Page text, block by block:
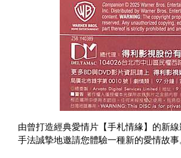
由曾打造經典愛情片【手札情緣】的新
手法誠摯地邀請您體驗一種新的愛情故